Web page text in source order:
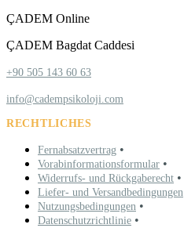
ÇADEM Online
ÇADEM Bagdat Caddesi
+90 505 143 60 63
info@cadempsikoloji.com
RECHTLICHES
Fernabsatzvertrag •
Vorabinformationsformular •
Widerrufs- und Rückgaberecht •
Liefer- und Versandbedingungen
Nutzungsbedingungen •
Datenschutzrichtlinie •